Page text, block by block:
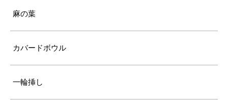
麻の葉
カバードボウル
一輪挿し